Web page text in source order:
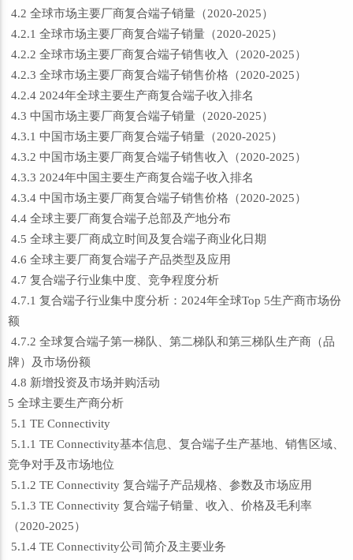
4.2 全球市场主要厂商复合端子销量（2020-2025）
4.2.1 全球市场主要厂商复合端子销量（2020-2025）
4.2.2 全球市场主要厂商复合端子销售收入（2020-2025）
4.2.3 全球市场主要厂商复合端子销售价格（2020-2025）
4.2.4 2024年全球主要生产商复合端子收入排名
4.3 中国市场主要厂商复合端子销量（2020-2025）
4.3.1 中国市场主要厂商复合端子销量（2020-2025）
4.3.2 中国市场主要厂商复合端子销售收入（2020-2025）
4.3.3 2024年中国主要生产商复合端子收入排名
4.3.4 中国市场主要厂商复合端子销售价格（2020-2025）
4.4 全球主要厂商复合端子总部及产地分布
4.5 全球主要厂商成立时间及复合端子商业化日期
4.6 全球主要厂商复合端子产品类型及应用
4.7 复合端子行业集中度、竞争程度分析
4.7.1 复合端子行业集中度分析：2024年全球Top 5生产商市场份
额
4.7.2 全球复合端子第一梯队、第二梯队和第三梯队生产商（品
牌）及市场份额
4.8 新增投资及市场并购活动
5 全球主要生产商分析
5.1 TE Connectivity
5.1.1 TE Connectivity基本信息、复合端子生产基地、销售区域、
竞争对手及市场地位
5.1.2 TE Connectivity 复合端子产品规格、参数及市场应用
5.1.3 TE Connectivity 复合端子销量、收入、价格及毛利率
（2020-2025）
5.1.4 TE Connectivity公司简介及主要业务